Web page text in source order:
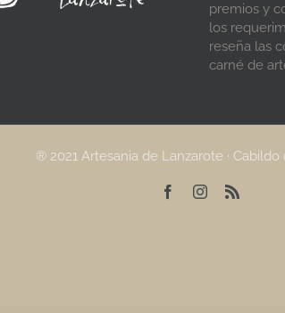
premios y
los
reseña las
carné de
® 2021 Artesania de Lanzarote ·
FacebookInstagram